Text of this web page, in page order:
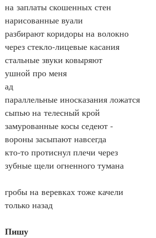
на заплаты скошенных стен
нарисованные вуали
разбирают коридоры на волокно
через стекло‑лицевые касания
стальные звуки ковыряют
ушной про меня
ад
параллельные иносказания ложатся
сыпью на телесный крой
замурованные косы седеют -
вороны засыпают навсегда
кто‑то протиснул плечи через
зубные щели огненного тумана
гробы на веревках тоже качели
только назад
Пишу